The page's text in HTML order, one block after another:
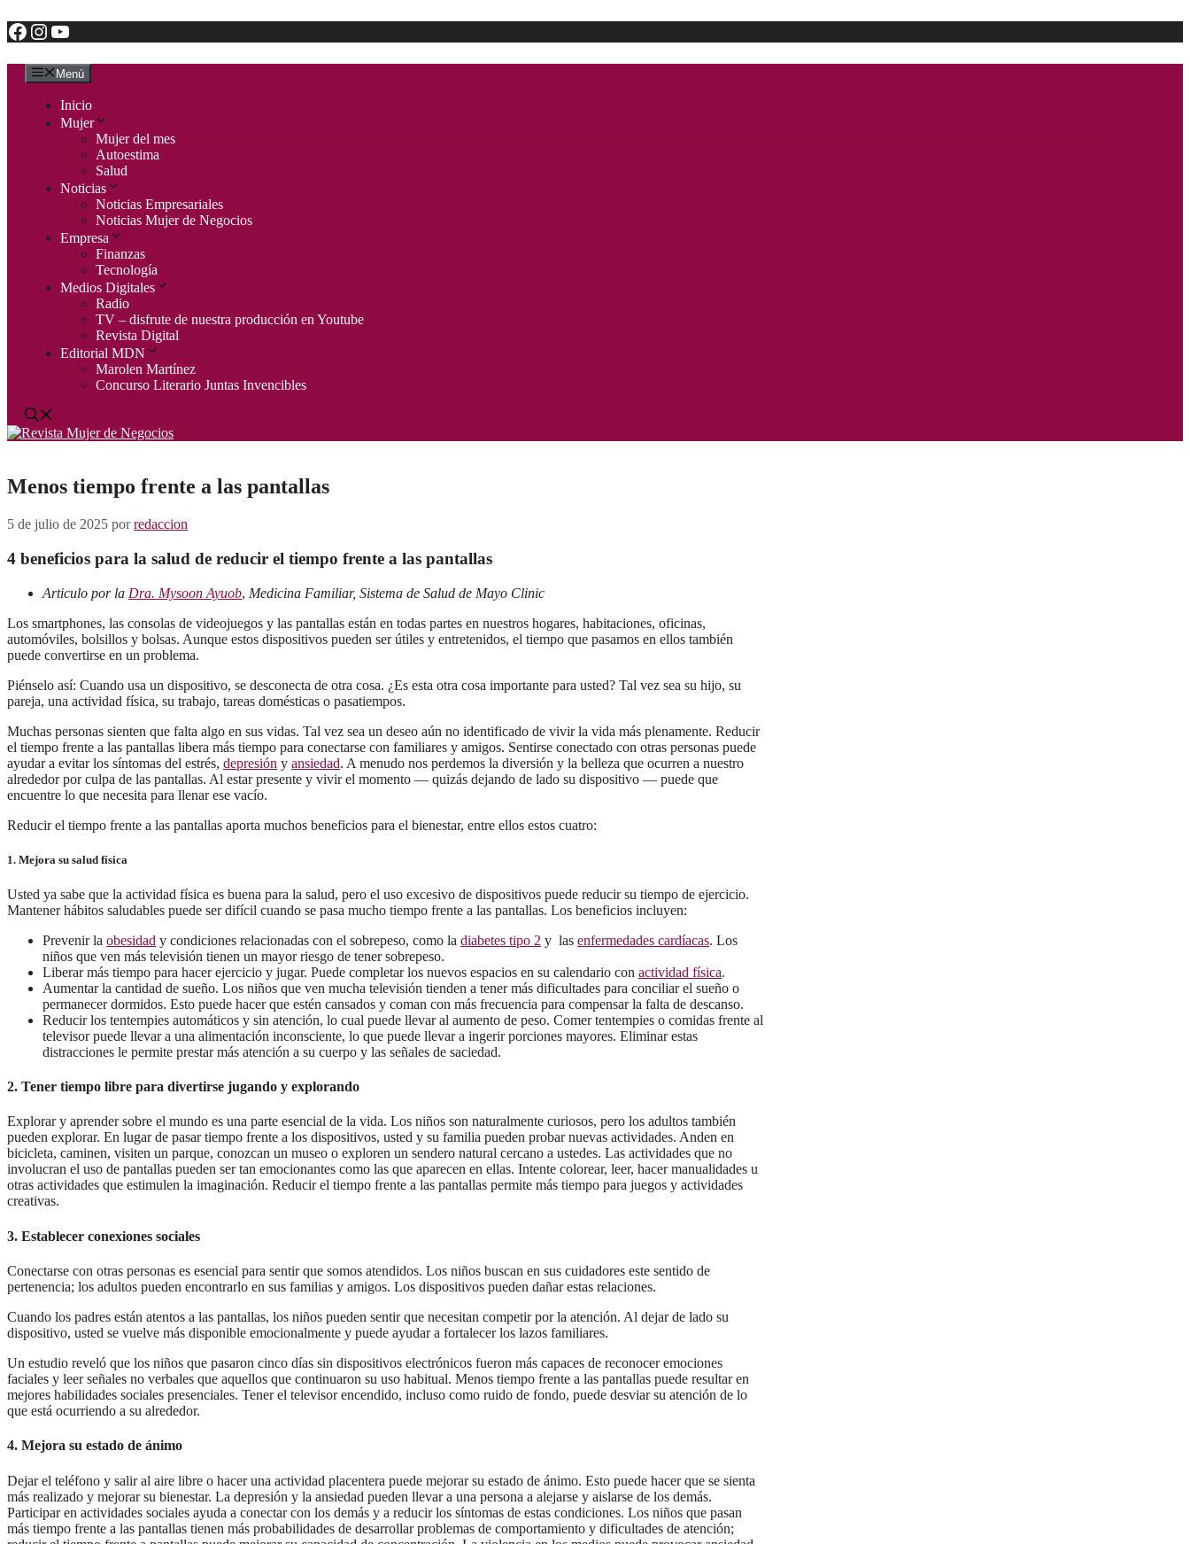
Saltar
al
Facebook
Instagram
YouTube
Menú
Inicio
Mujer
Mujer del mes
Autoestima
Salud
Noticias
Noticias Empresariales
Noticias Mujer de Negocios
Empresa
Finanzas
Tecnología
Medios Digitales
Radio
TV – disfrute de nuestra producción en Youtube
Revista Digital
Editorial MDN
Marolen Martínez
Concurso Literario Juntas Invencibles
Menos tiempo frente a las pantallas
5 de julio de 2025 porredaccion
4 beneficios para la salud de reducir el tiempo frente a las pantallas
Articulo por la Dra. Mysoon Ayuob, Medicina Familiar, Sistema de Salud de Mayo Clinic
Los smartphones, las consolas de videojuegos y las pantallas están en todas partes en nuestros hogares, habitaciones, oficinas,
automóviles, bolsillos y bolsas. Aunque estos dispositivos pueden ser útiles y entretenidos, el tiempo que pasamos en ellos también
puede convertirse en un problema.
Piénselo así: Cuando usa un dispositivo, se desconecta de otra cosa. ¿Es esta otra cosa importante para usted? Tal vez sea su hijo, su
pareja, una actividad física, su trabajo, tareas domésticas o pasatiempos.
Muchas personas sienten que falta algo en sus vidas. Tal vez sea un deseo aún no identificado de vivir la vida más plenamente. Reducir
el tiempo frente a las pantallas libera más tiempo para conectarse con familiares y amigos. Sentirse conectado con otras personas puede
ayudar a evitar los síntomas del estrés, depresión y ansiedad. A menudo nos perdemos la diversión y la belleza que ocurren a nuestro
alrededor por culpa de las pantallas. Al estar presente y vivir el momento — quizás dejando de lado su dispositivo — puede que
encuentre lo que necesita para llenar ese vacío.
Reducir el tiempo frente a las pantallas aporta muchos beneficios para el bienestar, entre ellos estos cuatro:
1. Mejora su salud física
Usted ya sabe que la actividad física es buena para la salud, pero el uso excesivo de dispositivos puede reducir su tiempo de ejercicio.
Mantener hábitos saludables puede ser difícil cuando se pasa mucho tiempo frente a las pantallas. Los beneficios incluyen:
Prevenir la obesidad y condiciones relacionadas con el sobrepeso, como la diabetes tipo 2 y las enfermedades cardíacas. Los
niños que ven más televisión tienen un mayor riesgo de tener sobrepeso.
Liberar más tiempo para hacer ejercicio y jugar. Puede completar los nuevos espacios en su calendario con actividad física.
Aumentar la cantidad de sueño. Los niños que ven mucha televisión tienden a tener más dificultades para conciliar el sueño o
permanecer dormidos. Esto puede hacer que estén cansados y coman con más frecuencia para compensar la falta de descanso.
Reducir los tentempies automáticos y sin atención, lo cual puede llevar al aumento de peso. Comer tentempies o comidas frente al
televisor puede llevar a una alimentación inconsciente, lo que puede llevar a ingerir porciones mayores. Eliminar estas
distracciones le permite prestar más atención a su cuerpo y las señales de saciedad.
2. Tener tiempo libre para divertirse jugando y explorando
Explorar y aprender sobre el mundo es una parte esencial de la vida. Los niños son naturalmente curiosos, pero los adultos también
pueden explorar. En lugar de pasar tiempo frente a los dispositivos, usted y su familia pueden probar nuevas actividades. Anden en
bicicleta, caminen, visiten un parque, conozcan un museo o exploren un sendero natural cercano a ustedes. Las actividades que no
involucran el uso de pantallas pueden ser tan emocionantes como las que aparecen en ellas. Intente colorear, leer, hacer manualidades u
otras actividades que estimulen la imaginación. Reducir el tiempo frente a las pantallas permite más tiempo para juegos y actividades
creativas.
3. Establecer conexiones sociales
Conectarse con otras personas es esencial para sentir que somos atendidos. Los niños buscan en sus cuidadores este sentido de
pertenencia; los adultos pueden encontrarlo en sus familias y amigos. Los dispositivos pueden dañar estas relaciones.
Cuando los padres están atentos a las pantallas, los niños pueden sentir que necesitan competir por la atención. Al dejar de lado su
dispositivo, usted se vuelve más disponible emocionalmente y puede ayudar a fortalecer los lazos familiares.
Un estudio reveló que los niños que pasaron cinco días sin dispositivos electrónicos fueron más capaces de reconocer emociones
faciales y leer señales no verbales que aquellos que continuaron su uso habitual. Menos tiempo frente a las pantallas puede resultar en
mejores habilidades sociales presenciales. Tener el televisor encendido, incluso como ruido de fondo, puede desviar su atención de lo
que está ocurriendo a su alrededor.
4. Mejora su estado de ánimo
Dejar el teléfono y salir al aire libre o hacer una actividad placentera puede mejorar su estado de ánimo. Esto puede hacer que se sienta
más realizado y mejorar su bienestar. La depresión y la ansiedad pueden llevar a una persona a alejarse y aislarse de los demás.
Participar en actividades sociales ayuda a conectar con los demás y a reducir los síntomas de estas condiciones. Los niños que pasan
más tiempo frente a las pantallas tienen más probabilidades de desarrollar problemas de comportamiento y dificultades de atención;